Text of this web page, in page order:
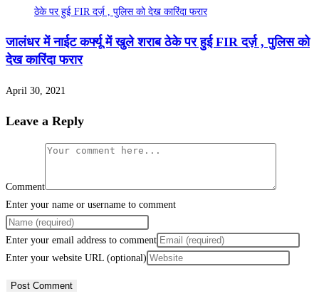
जालंधर में नाईट कर्फ्यू में खुले शराब ठेके पर हुई FIR दर्ज़ , पुलिस को
देख कारिंदा फरार
April 30, 2021
Leave a Reply
Comment
Enter your name or username to comment
Enter your email address to comment
Enter your website URL (optional)